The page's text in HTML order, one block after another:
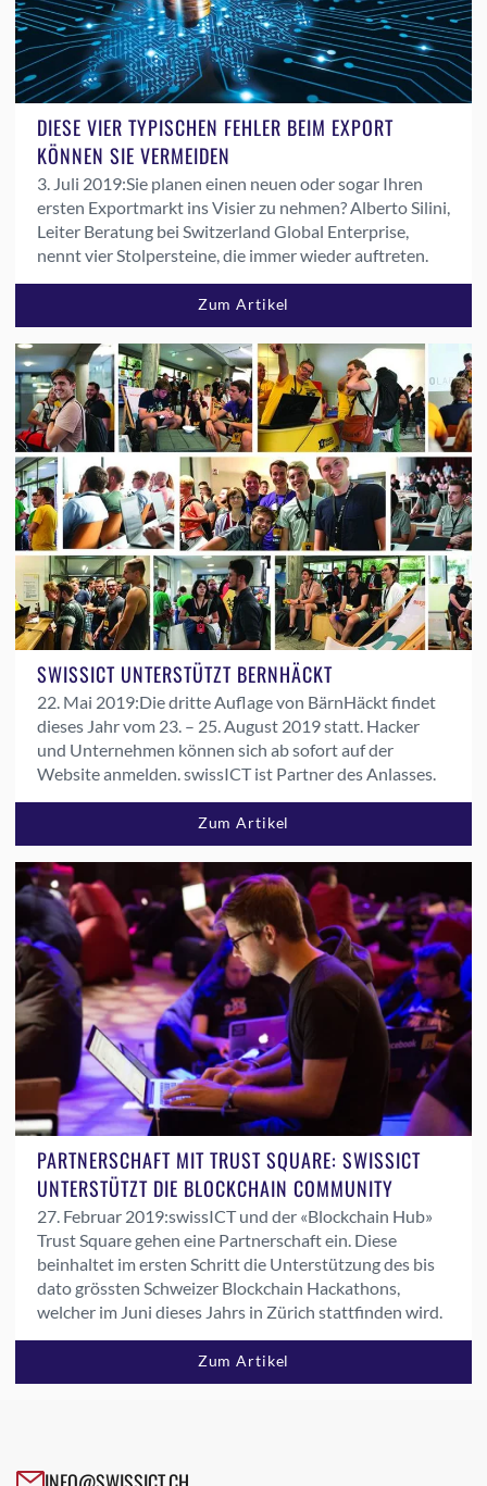
DIESE VIER TYPISCHEN FEHLER BEIM EXPORT
KÖNNEN SIE VERMEIDEN
3. Juli 2019:Sie planen einen neuen oder sogar Ihren
ersten Exportmarkt ins Visier zu nehmen? Alberto Silini,
Leiter Beratung bei Switzerland Global Enterprise,
nennt vier Stolpersteine, die immer wieder auftreten.
Zum Artikel
SWISSICT UNTERSTÜTZT BERNHÄCKT
22. Mai 2019:Die dritte Auflage von BärnHäckt findet
dieses Jahr vom 23. – 25. August 2019 statt. Hacker
und Unternehmen können sich ab sofort auf der
Website anmelden. swissICT ist Partner des Anlasses.
Zum Artikel
PARTNERSCHAFT MIT TRUST SQUARE: SWISSICT
UNTERSTÜTZT DIE BLOCKCHAIN COMMUNITY
27. Februar 2019:swissICT und der «Blockchain Hub»
Trust Square gehen eine Partnerschaft ein. Diese
beinhaltet im ersten Schritt die Unterstützung des bis
dato grössten Schweizer Blockchain Hackathons,
welcher im Juni dieses Jahrs in Zürich stattfinden wird.
Zum Artikel